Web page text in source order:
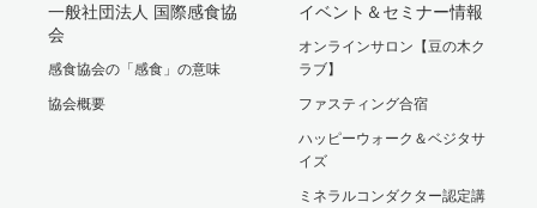
一般社団法人 国際感食協
会
感食協会の「感食」の意味
協会概要
イベント＆セミナー情報
オンラインサロン【豆の木ク
ラブ】
ファスティング合宿
ハッピーウォーク＆ベジタサ
イズ
ミネラルコンダクター認定講